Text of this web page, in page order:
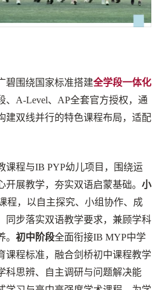
碧围绕国家标准搭建全学段一体化
、A-Level、AP全套官方授权，通
建双线并行的特色课程布局，适配
课程与IB PYP幼儿项目，围绕运
展教学，夯实双语启蒙基础。 小
程，以自主探究、小组协作、成
同步落实双语教学要求，兼顾学科
初中阶段全面衔接IB MYP中学
课程标准，融合剑桥初中课程教学
科思辨、自主调研与问题解决能